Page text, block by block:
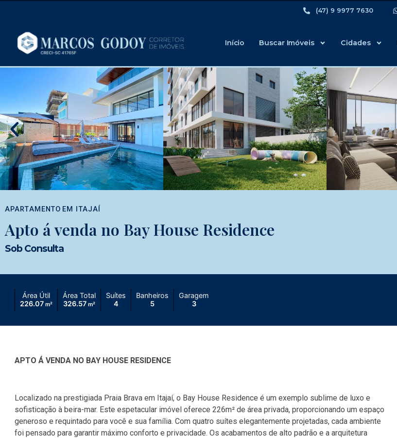
(47) 9 9977 7630
Início Buscar Imóveis Cidades
APARTAMENTO EM ITAJAÍ
Apto á venda no Bay House Residence
Sob Consulta
Área Útil
226.07 m²
Área Total
326.57 m²
Suítes
4
Banheiros
5
Garagem
3
APTO Á VENDA NO BAY HOUSE RESIDENCE
Localizado na prestigiada Praia Brava em Itajaí, o Bay House Residence é um exemplo sublime de luxo e
sofisticação à beira-mar. Este espetacular imóvel oferece 226m² de área privada, proporcionando um espaço
generoso e requintado para você e sua família. Com quatro suítes elegantemente projetadas, cada ambiente
foi pensado para garantir máximo conforto e privacidade. Os acabamentos de alto padrão e a arquitetura